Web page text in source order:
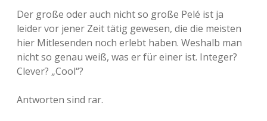
Der große oder auch nicht so große Pelé ist ja
leider vor jener Zeit tätig gewesen, die die meisten
hier Mitlesenden noch erlebt haben. Weshalb man
nicht so genau weiß, was er für einer ist. Integer?
Clever? „Cool“?
Antworten sind rar.